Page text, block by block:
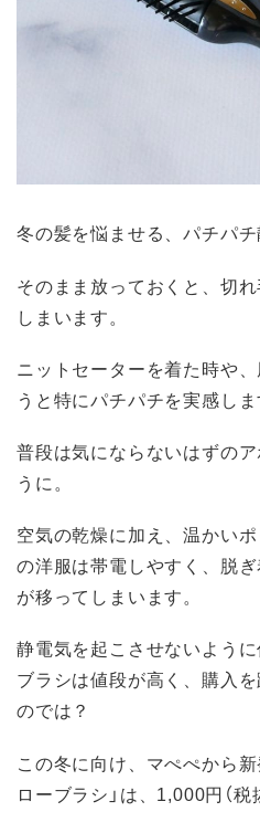
冬の髪を悩ませる、パチパチ
そのまま放っておくと、切
しまいます。
ニットセーターを着た時や
うと特にパチパチを実感しま
普段は気にならないはずの
うに。
空気の乾燥に加え、温かい
の洋服は帯電しやすく、脱
が移ってしまいます。
静電気を起こさせないよう
ブラシは値段が高く、購入
のでは？
この冬に向け、マぺぺから
ローブラシ」は、1,000円（税